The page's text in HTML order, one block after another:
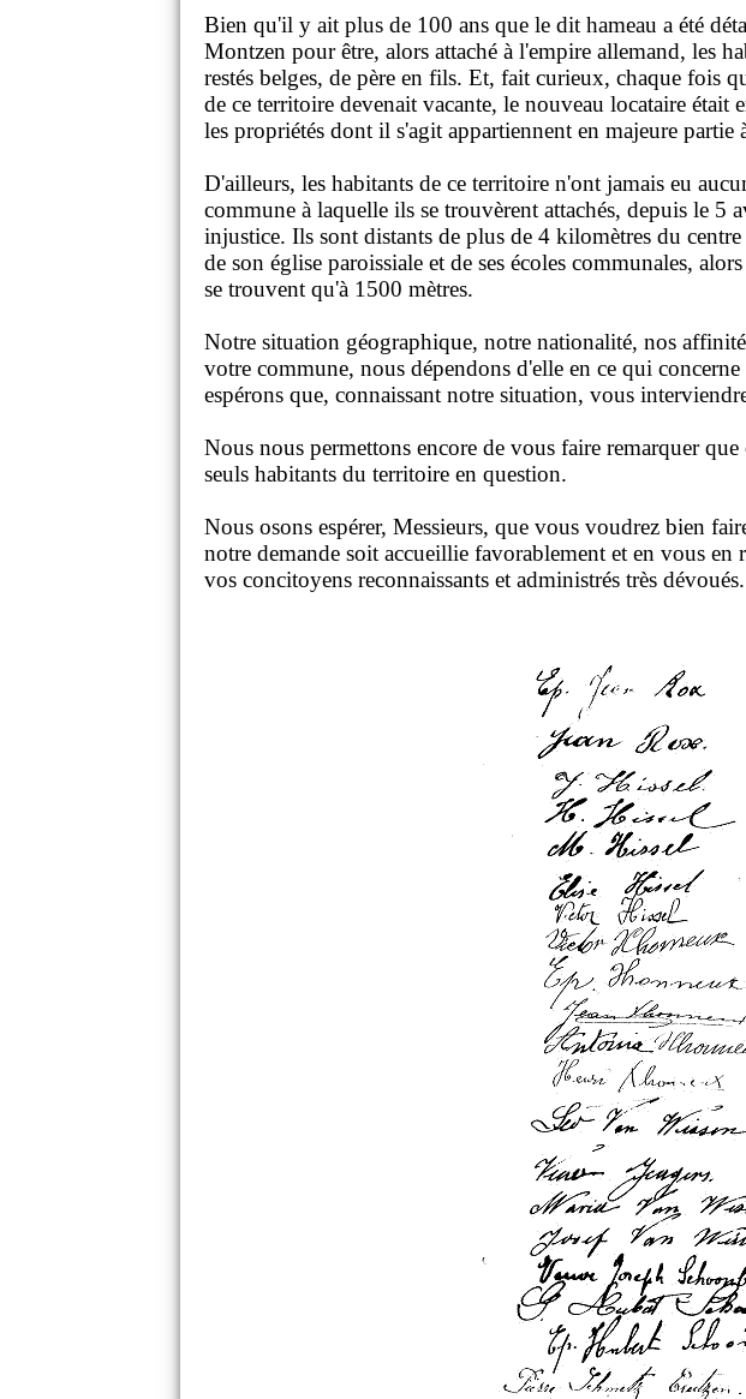
Bien qu'il y ait plus de 100 ans que le dit hameau a été
Montzen pour être, alors attaché à l'empire allemand, les
restés belges, de père en fils. Et, fait curieux, chaque fois
de ce territoire devenait vacante, le nouveau locataire était
les propriétés dont il s'agit appartiennent en majeure partie
D'ailleurs, les habitants de ce territoire n'ont jamais eu
commune à laquelle ils se trouvèrent attachés, depuis le 5
injustice. Ils sont distants de plus de 4 kilomètres du
de son église paroissiale et de ses écoles communales,
se trouvent qu'à 1500 mètres.
Notre situation géographique, notre nationalité, nos
votre commune, nous dépendons d'elle en ce qui
espérons que, connaissant notre situation, vous
Nous nous permettons encore de vous faire remarquer
seuls habitants du territoire en question.
Nous osons espérer, Messieurs, que vous voudrez bien
notre demande soit accueillie favorablement et en vous
vos concitoyens reconnaissants et administrés très dévoués.